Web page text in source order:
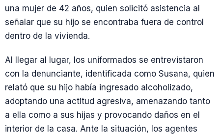
una mujer de 42 años, quien solicitó asistencia al
señalar que su hijo se encontraba fuera de control
dentro de la vivienda.
Al llegar al lugar, los uniformados se entrevistaron
con la denunciante, identificada como Susana, quien
relató que su hijo había ingresado alcoholizado,
adoptando una actitud agresiva, amenazando tanto
a ella como a sus hijas y provocando daños en el
interior de la casa. Ante la situación, los agentes